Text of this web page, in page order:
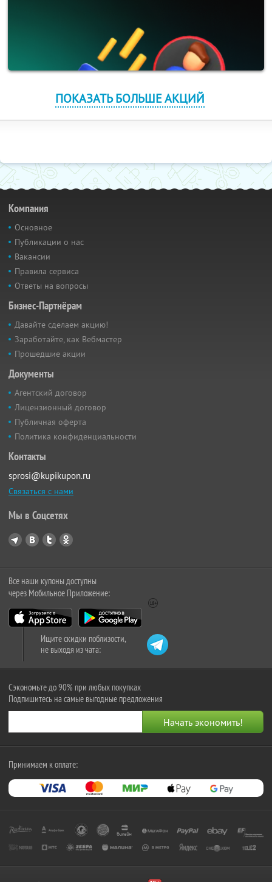
ПОКАЗАТЬ БОЛЬШЕ АКЦИЙ
Компания
Основное
Публикации о нас
Вакансии
Правила сервиса
Ответы на вопросы
Бизнес-Партнёрам
Давайте сделаем акцию!
Заработайте, как Вебмастер
Прошедшие акции
Документы
Агентский договор
Лицензионный договор
Публичная оферта
Политика конфиденциальности
Контакты
sprosi@kupikupon.ru
Связаться с нами
Мы в Соцсетях
Все наши купоны доступны
через Мобильное Приложение:
Ищите скидки поблизости,
не выходя из чата:
Сэкономьте до 90% при любых покупках
Подпишитесь на самые выгодные предложения
Принимаем к оплате: